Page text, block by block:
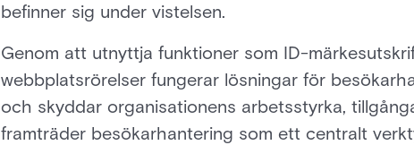
befinner sig under vistelsen.
Genom att utnyttja funktioner som ID-
webbplatsrörelser fungerar lösningar för
och skyddar organisationens arbetsstyrka,
framträder besökarhantering som ett centralt